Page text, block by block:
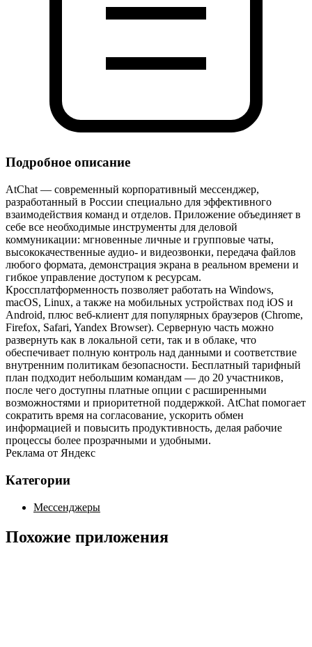
Подробное описание
AtChat — современный корпоративный мессенджер,
разработанный в России специально для эффективного
взаимодействия команд и отделов. Приложение объединяет в
себе все необходимые инструменты для деловой
коммуникации: мгновенные личные и групповые чаты,
высококачественные аудио‑ и видеозвонки, передача файлов
любого формата, демонстрация экрана в реальном времени и
гибкое управление доступом к ресурсам.
Кроссплатформенность позволяет работать на Windows,
macOS, Linux, а также на мобильных устройствах под iOS и
Android, плюс веб‑клиент для популярных браузеров (Chrome,
Firefox, Safari, Yandex Browser). Серверную часть можно
развернуть как в локальной сети, так и в облаке, что
обеспечивает полную контроль над данными и соответствие
внутренним политикам безопасности. Бесплатный тарифный
план подходит небольшим командам — до 20 участников,
после чего доступны платные опции с расширенными
возможностями и приоритетной поддержкой. AtChat помогает
сократить время на согласование, ускорить обмен
информацией и повысить продуктивность, делая рабочие
процессы более прозрачными и удобными.
Реклама от Яндекс
Категории
Мессенджеры
Похожие приложения